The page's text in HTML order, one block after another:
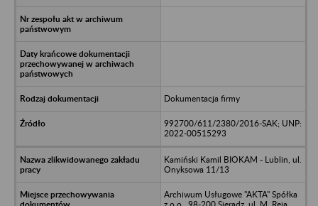
Dokumentacja firmy
992700/611/2380/2016-SAK; UNP:
2022-00515293
Kamiński Kamil BIOKAM - Lublin, ul.
Onyksowa 11/13
Archiwum Usługowe "AKTA" Spółka